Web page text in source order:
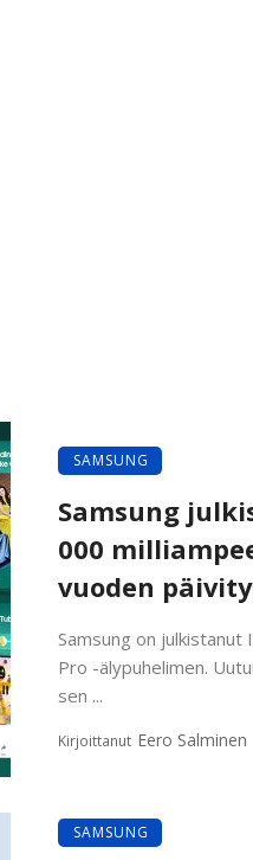
SAMSUNG
Samsung
000
vuoden
Samsung on julkistanut
Pro -älypuhelimen.
sen ...
Kirjoittanut Eero Salminen
SAMSUNG